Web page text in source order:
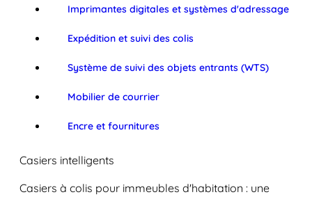
Imprimantes digitales et systèmes d'adressage
Expédition et suivi des colis
Système de suivi des objets entrants (WTS)
Mobilier de courrier
Encre et fournitures
Casiers intelligents
Casiers à colis pour immeubles d'habitation : une